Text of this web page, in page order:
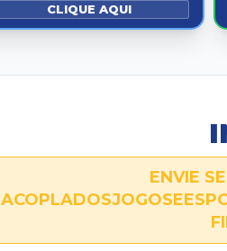
CLIQUE AQUI
ENVIE